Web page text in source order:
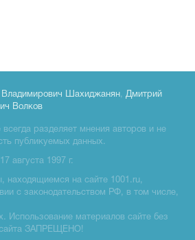
Владимирович Шахиджанян, Дмитрий
Волков
разделяет мнения авторов и не
публикуемых данных.
августа 1997 г.
находящиемся на сайте 1001.ru,
с законодательством РФ, в том числе,
Использование материалов сайте без
сайта ЗАПРЕЩЕНО!